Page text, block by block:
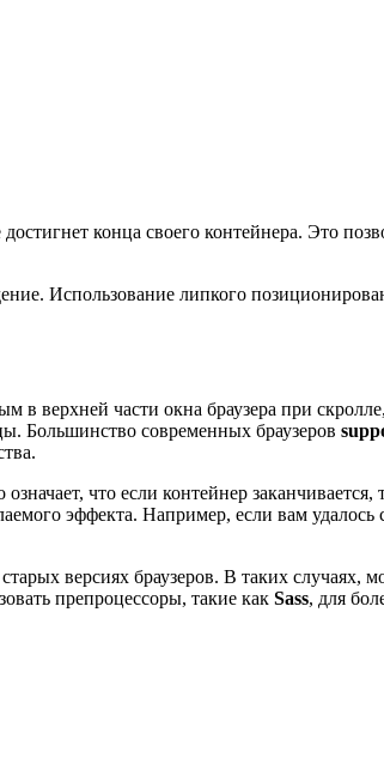
конца своего контейнера. Это
Использование липкого
в верхней части окна браузера при
Большинство современных браузеров
что если контейнер заканчивается,
эффекта. Например, если вам
версиях браузеров. В таких случаях,
препроцессоры, такие как Sass, для